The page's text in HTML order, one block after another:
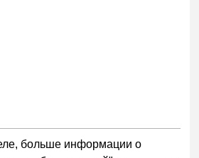
больше информации о